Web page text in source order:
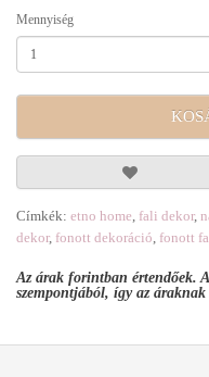
Mennyiség
Címkék: etno home, fali dekor,
dekor, fonott dekoráció, fonott
Az árak forintban értendőek.
szempontjából, így az